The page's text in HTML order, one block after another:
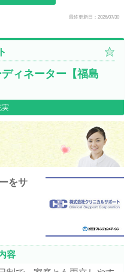
最終更新日：2026/07/30
ィネーター【福島
実
をサ
容